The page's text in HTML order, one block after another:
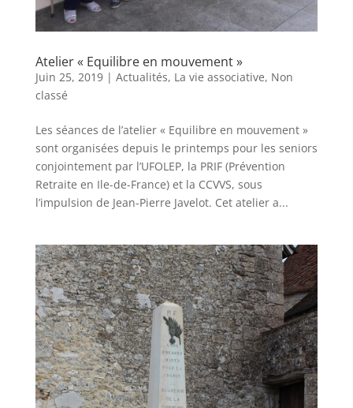
Atelier « Equilibre en mouvement »
Juin 25, 2019| Actualités, La vie associative, Non
classé
Les séances de l’atelier « Equilibre en mouvement »
sont organisées depuis le printemps pour les seniors
conjointement par l’UFOLEP, la PRIF (Prévention
Retraite en Ile-de-France) et la CCVVS, sous
l’impulsion de Jean-Pierre Javelot. Cet atelier a...